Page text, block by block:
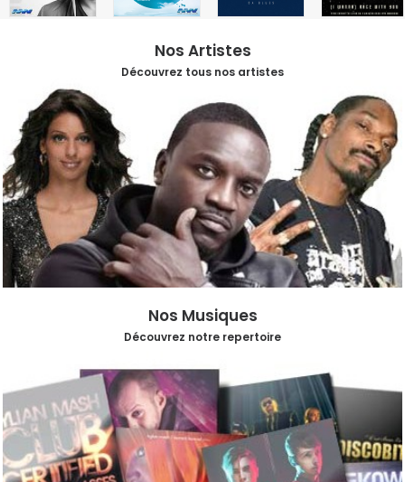
Nos Artistes
Découvrez tous nos artistes
Nos Musiques
Découvrez notre repertoire